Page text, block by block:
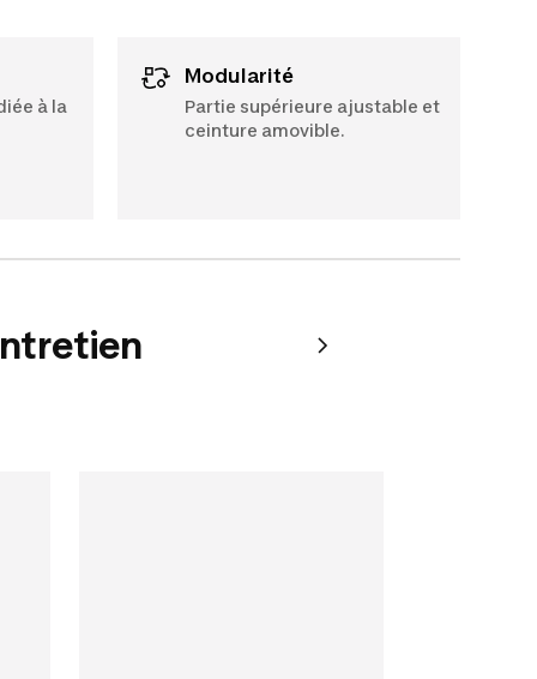
à la
Modularité
Partie supérieure ajustable et
ceinture amovible.